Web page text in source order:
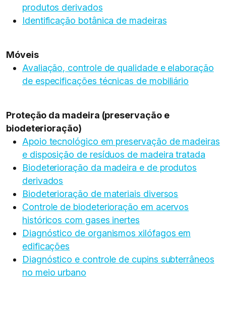
produtos derivados
Identificação botânica de madeiras
Móveis
Avaliação, controle de qualidade e elaboração
de especificações técnicas de mobiliário
Proteção da madeira (preservação e
biodeterioração)
Apoio tecnológico em preservação de madeiras
e disposição de resíduos de madeira tratada
Biodeterioração da madeira e de produtos
derivados
Biodeterioração de materiais diversos
Controle de biodeterioração em acervos
históricos com gases inertes
Diagnóstico de organismos xilófagos em
edificações
Diagnóstico e controle de cupins subterrâneos
no meio urbano